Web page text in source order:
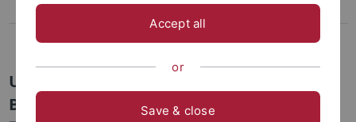
Protokollaktion
Assistentensprecher
Unsere Forderungen zum integrierten
Bachelor
Accept all
or
Save & close